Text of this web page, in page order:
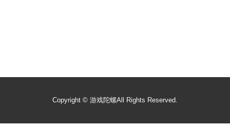
Copyright © 游戏陀螺All Rights Reserved.